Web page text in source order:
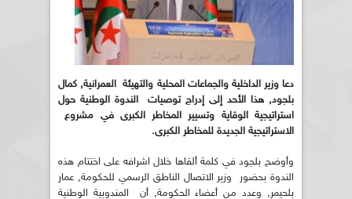
دعا وزير الداخلية والجماعات المحلية والتهيئة العمرانية, كمال
بلجود, هذا الأحد إلى إدراج توصيات الندوة الوطنية حول
استراتيجية الوقاية وتسيير المخاطر الكبرى في مشروع
الاستراتيجية الجديدة للمخاطر الكبرى.
وأوضح بلجود في كلمة ألقاها خلال اشرافه على اختتام هذه
الندوة بحضور وزير الاتصال الناطق الرسمي للحكومة, عمار
بلحيمر, وعدد من أعضاء الحكومة, أن المندوبية الوطنية